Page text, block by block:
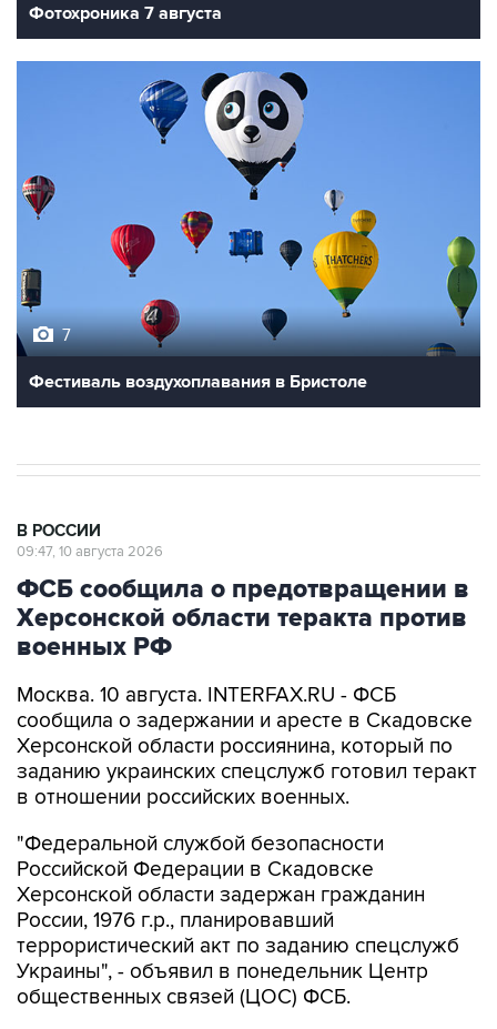
Фотохроника 7 августа
7
Фестиваль воздухоплавания в Бристоле
В РОССИИ
09:47, 10 августа 2026
ФСБ сообщила о предотвращении в
Херсонской области теракта против
военных РФ
Москва. 10 августа. INTERFAX.RU - ФСБ
сообщила о задержании и аресте в Скадовске
Херсонской области россиянина, который по
заданию украинских спецслужб готовил теракт
в отношении российских военных.
"Федеральной службой безопасности
Российской Федерации в Скадовске
Херсонской области задержан гражданин
России, 1976 г.р., планировавший
террористический акт по заданию спецслужб
Украины", - объявил в понедельник Центр
общественных связей (ЦОС) ФСБ.